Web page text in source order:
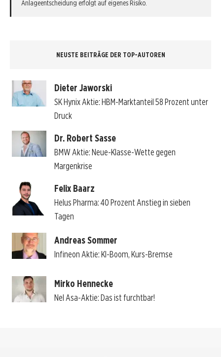
Anlageentscheidung erfolgt auf eigenes Risiko.
NEUSTE BEITRÄGE DER TOP-AUTOREN
Dieter Jaworski
SK Hynix Aktie: HBM-Marktanteil 58 Prozent unter
Druck
Dr. Robert Sasse
BMW Aktie: Neue-Klasse-Wette gegen
Margenkrise
Felix Baarz
Helus Pharma: 40 Prozent Anstieg in sieben
Tagen
Andreas Sommer
Infineon Aktie: KI-Boom, Kurs-Bremse
Mirko Hennecke
Nel Asa-Aktie: Das ist furchtbar!